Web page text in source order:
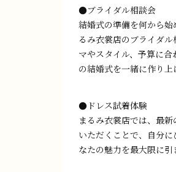
●ブライダル相談会
結婚式の準備を何から
るみ衣裳店のブライダ
マやスタイル、予算に
の結婚式を一緒に作り上
●ドレス試着体験
まるみ衣裳店では、最
いただくことで、自分
なたの魅力を最大限に引